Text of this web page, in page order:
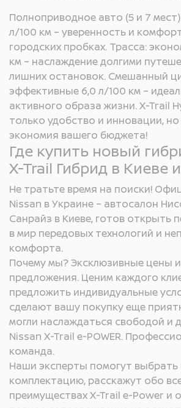
Полноприводное авто (5 и 7
л/100 км – уверенность и
городских пробках. Трасса:
км – наслаждение долгими
лишних остановок. Смешанный
эффективные 6,0 л/100 км –
активного образа жизни. X-Trail
только удобство и инновации,
экономия вашего бюджета!
Где купить новый
X-Trail Гибрид в Киеве
Не тратьте время на поиски!
Nissan в Украине – автосалон
Санрайз в Киеве, готов открыть
в мир передовых технологий и
комфорта.
Почему мы? Эксклюзивные цены
предложения. Ценим каждого
предложить индивидуальные
сделают вашу покупку еще
могли наслаждаться свободой и
Nissan X-Trail e-POWER.
команда.
Наши эксперты помогут выбрать
комплектацию, расскажут обо
преимуществах X-Trail e-Power и